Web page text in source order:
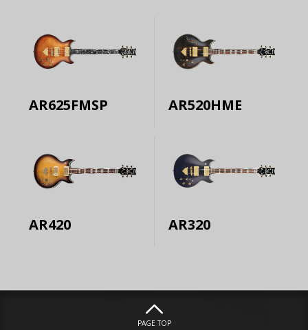
AR625FMSP AR520HME
AR420 AR320
PAGE TOP